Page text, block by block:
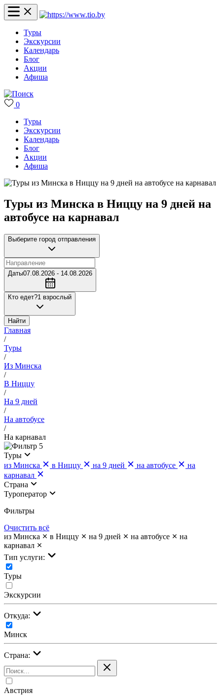
Туры
Экскурсии
Календарь
Блог
Акции
Афиша
0
Туры
Экскурсии
Календарь
Блог
Акции
Афиша
Туры из Минска в Ниццу на 9 дней на
автобусе на карнавал
Выберите город отправления
Даты07.08.2026 - 14.08.2026
Кто едет?1 взрослый
Найти
Главная
/
Туры
/
Из Минска
/
В Ниццу
/
На 9 дней
/
На автобусе
/
На карнавал
5
Туры
из Минска
в Ниццу на 9 дней на автобусе
на
карнавал
Страна
Туроператор
Фильтры
Очистить всё
из Минска
в Ниццу на 9 дней на автобусе
на
карнавал
Тип услуги:
Туры
Экскурсии
Откуда:
Минск
Страна:
Австрия